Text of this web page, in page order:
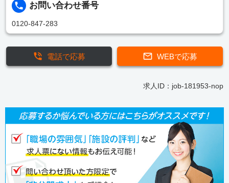
お問い合わせ番号
0120-847-283
WEBで応募
電話で応募
求人ID：job-181953-nop